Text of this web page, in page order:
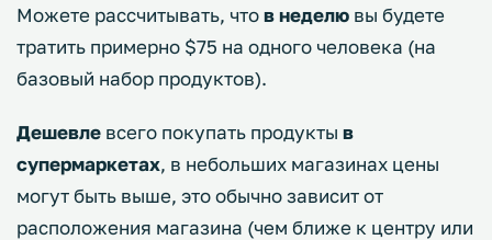
Можете рассчитывать, чтов неделю вы будете
тратить примерно $75 на одного человека (на
базовый набор продуктов).
Дешевле всего покупать продукты в
супермаркетах, в небольших магазинах цены
могут быть выше, это обычно зависит от
расположения магазина (чем ближе к центру или